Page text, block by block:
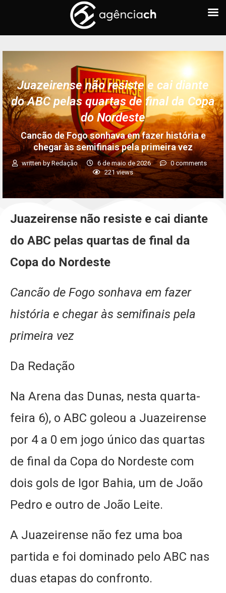
Juazeirense não resiste e cai diante
do ABC pelas quartas de final da Copa
do Nordeste
Cancão de Fogo sonhava em fazer história e
chegar às semifinais pela primeira vez
written byRedação 6 de maio de 2026
0 comments
221views
Juazeirense não resiste e cai diante
do ABC pelas quartas de final da
Copa do Nordeste
Cancão de Fogo sonhava em fazer
história e chegar às semifinais pela
primeira vez
Da Redação
Na Arena das Dunas, nesta quarta-
feira 6), o ABC goleou a Juazeirense
por 4 a 0 em jogo único das quartas
de final da Copa do Nordeste com
dois gols de Igor Bahia, um de João
Pedro e outro de João Leite.
A Juazeirense não fez uma boa
partida e foi dominado pelo ABC nas
duas etapas do confronto.